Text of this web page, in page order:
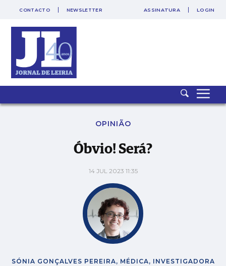
CONTACTO NEWSLETTER ASSINATURA LOGIN
Óbvio! Será?
OPINIÃO
Óbvio! Será?
14 JUL 2023 11:35
SÓNIA GONÇALVES PEREIRA, MÉDICA, INVESTIGADORA